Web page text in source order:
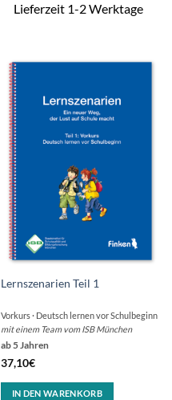
Lieferzeit 1-2 Werktage
Lernszenarien Teil 1
ab 5 Jahren
37,10€
Vorkurs · Deutsch lernen vor Schulbeginn
mit einem Team vom ISB München
IN DEN WARENKORB